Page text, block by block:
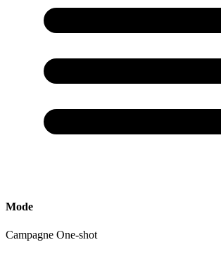
Mode
Campagne One-shot